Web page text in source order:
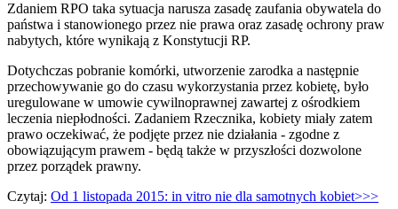
Zdaniem RPO taka sytuacja narusza zasadę zaufania obywatela do
państwa i stanowionego przez nie prawa oraz zasadę ochrony praw
nabytych, które wynikają z Konstytucji RP.
Dotychczas pobranie komórki, utworzenie zarodka a następnie
przechowywanie go do czasu wykorzystania przez kobietę, było
uregulowane w umowie cywilnoprawnej zawartej z ośrodkiem
leczenia niepłodności. Zadaniem Rzecznika, kobiety miały zatem
prawo oczekiwać, że podjęte przez nie działania - zgodne z
obowiązującym prawem - będą także w przyszłości dozwolone
przez porządek prawny.
Czytaj: Od 1 listopada 2015: in vitro nie dla samotnych kobiet>>>